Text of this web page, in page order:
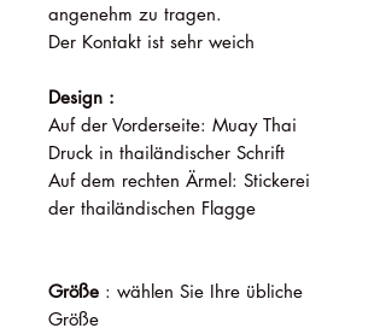
angenehm zu tragen.
Der Kontakt ist sehr weich
Design :
Auf der Vorderseite: Muay Thai
Druck in thailändischer Schrift
Auf dem rechten Ärmel: Stickerei
der thailändischen Flagge
Größe : wählen Sie Ihre übliche
Größe